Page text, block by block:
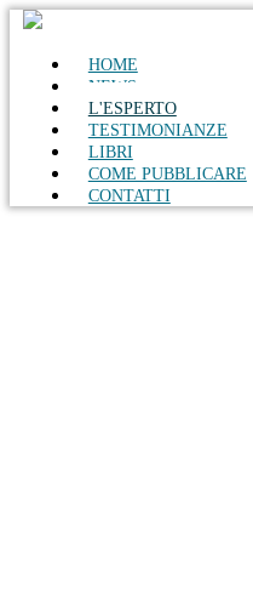
HOME
NEWS
L'ESPERTO
TESTIMONIANZE
LIBRI
COME PUBBLICARE
CONTATTI